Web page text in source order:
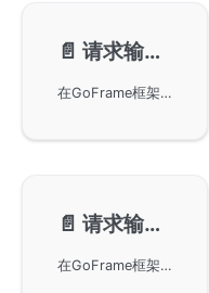
📄️ 请求输入-默认值绑定
在GoFrame框架中使用struct tag为请求输入对象的属性绑定默认值的功能。通过示例展示了如何定义参数对象并为其属性设置默认值，以及如何在服务端处理和验证请求参数。特别强调了在未提交参数时，默认值将生效，而在提交了参数（即使为空）的情况下，默认值将被忽略。同时提供了一些关于默认值参数绑定的注意事项建议。
📄️ 请求输入-Context
在GoFrame框架中使用Context对象处理请求流程中的上下文变量共享。通过提供必要的方法，开发者可以在请求开始时设置自定义变量，并在后续的处理中访问它们。此外，本文包含了如何集成第三方组件以增强功能的示例代码和详细步骤。